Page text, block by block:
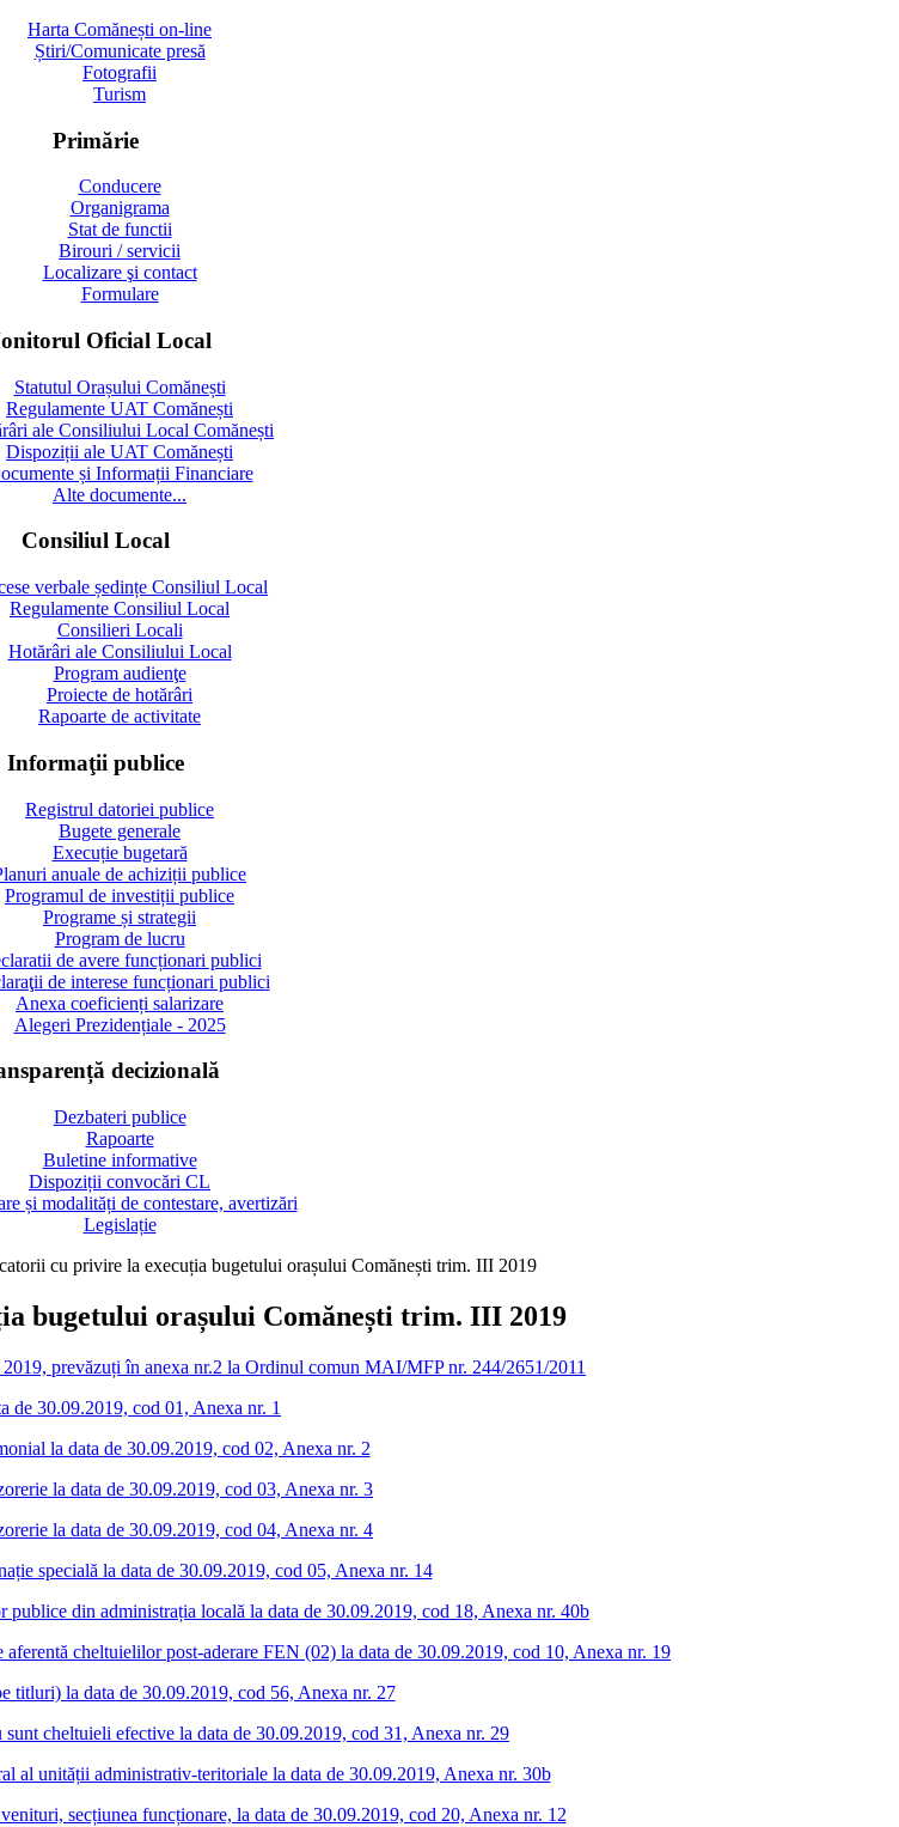
Harta Comănești on-line
Știri/Comunicate presă
Fotografii
Turism
Primărie
Conducere
Organigrama
Stat de functii
Birouri / servicii
Localizare şi contact
Formulare
Oficial Local
Statutul Orașului Comănești
Regulamente UAT Comănești
ale Consiliului Local Comănești
Dispoziții ale UAT Comănești
și Informații Financiare
Alte documente...
Consiliul Local
verbale ședințe Consiliul Local
Regulamente Consiliul Local
Consilieri Locali
Hotărâri ale Consiliului Local
Program audienţe
Proiecte de hotărâri
Rapoarte de activitate
Informaţii publice
Registrul datoriei publice
Bugete generale
Execuție bugetară
anuale de achiziții publice
Programul de investiții publice
Programe și strategii
Program de lucru
de avere funcționari publici
de interese funcționari publici
Anexa coeficienți salarizare
Alegeri Prezidențiale - 2025
decizională
Dezbateri publice
Rapoarte
Buletine informative
Dispoziții convocări CL
și modalități de contestare, avertizări
Legislație
cu privire la execuția bugetului orașului Comănești trim. III 2019
bugetului orașului Comănești trim. III 2019
prevăzuți în anexa nr.2 la Ordinul comun MAI/MFP nr. 244/2651/2011
de 30.09.2019, cod 01, Anexa nr. 1
la data de 30.09.2019, cod 02, Anexa nr. 2
la data de 30.09.2019, cod 03, Anexa nr. 3
la data de 30.09.2019, cod 04, Anexa nr. 4
specială la data de 30.09.2019, cod 05, Anexa nr. 14
din administrația locală la data de 30.09.2019, cod 18, Anexa nr. 40b
cheltuielilor post-aderare FEN (02) la data de 30.09.2019, cod 10, Anexa nr. 19
titluri) la data de 30.09.2019, cod 56, Anexa nr. 27
cheltuieli efective la data de 30.09.2019, cod 31, Anexa nr. 29
al unității administrativ-teritoriale la data de 30.09.2019, Anexa nr. 30b
secțiunea funcționare, la data de 30.09.2019, cod 20, Anexa nr. 12